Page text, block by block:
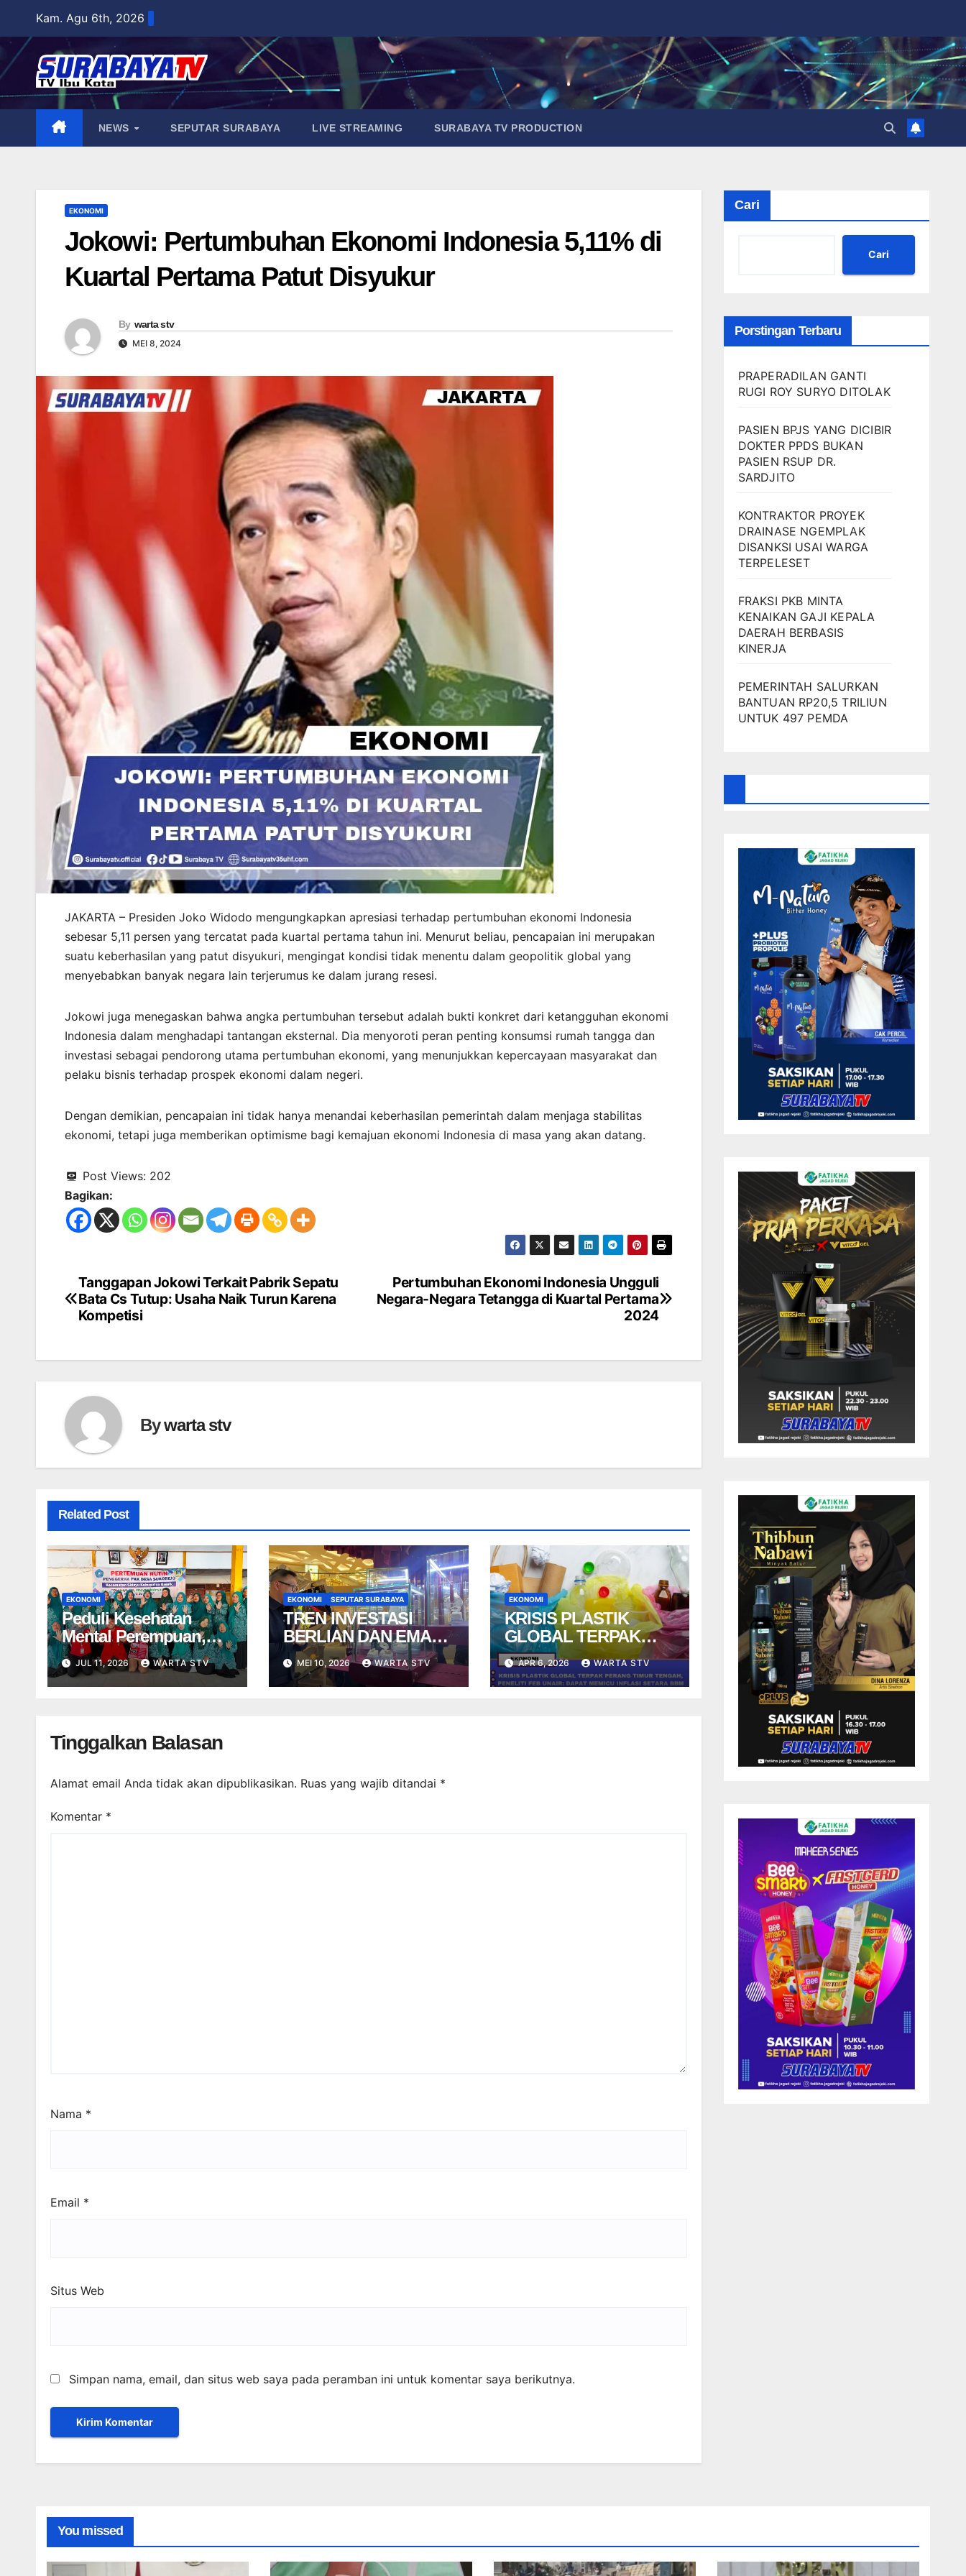
content
Kam. Agu 6th, 2026
NEWS SEPUTAR SURABAYA LIVE STREAMING SURABAYA TV PRODUCTION
EKONOMI
Jokowi: Pertumbuhan Ekonomi Indonesia 5,11% di
Kuartal Pertama Patut Disyukur
By warta stv
MEI 8, 2024
JAKARTA – Presiden Joko Widodo mengungkapkan apresiasi terhadap pertumbuhan ekonomi Indonesia
sebesar 5,11 persen yang tercatat pada kuartal pertama tahun ini. Menurut beliau, pencapaian ini merupakan
suatu keberhasilan yang patut disyukuri, mengingat kondisi tidak menentu dalam geopolitik global yang
menyebabkan banyak negara lain terjerumus ke dalam jurang resesi.
Jokowi juga menegaskan bahwa angka pertumbuhan tersebut adalah bukti konkret dari ketangguhan ekonomi
Indonesia dalam menghadapi tantangan eksternal. Dia menyoroti peran penting konsumsi rumah tangga dan
investasi sebagai pendorong utama pertumbuhan ekonomi, yang menunjukkan kepercayaan masyarakat dan
pelaku bisnis terhadap prospek ekonomi dalam negeri.
Dengan demikian, pencapaian ini tidak hanya menandai keberhasilan pemerintah dalam menjaga stabilitas
ekonomi, tetapi juga memberikan optimisme bagi kemajuan ekonomi Indonesia di masa yang akan datang.
Post Views: 202
Bagikan:
Navigasi
pos
Pertumbuhan Ekonomi Indonesia Ungguli
Negara-Negara Tetangga di Kuartal Pertama
2024
Tanggapan Jokowi Terkait Pabrik Sepatu
Bata Cs Tutup: Usaha Naik Turun Karena
Kompetisi
Bywarta stv
Related Post
EKONOMI
Peduli Kesehatan
Mental Perempuan,
Mahasiswa UNTAG
Surabaya Latih Ibu-Ibu
PKK Desa Sukorejo
JUL 11, 2026 WARTA STV
EKONOMI SEPUTAR SURABAYA
TREN INVESTASI
BERLIAN DAN EMAS
DI TENGAH
KETIDAKPASTIAN
EKONOMI GLOBAL
MEI 10, 2026 WARTA STV
EKONOMI
KRISIS PLASTIK
GLOBAL TERPAK
PERANG TIMUR
TENGAH, PENELITI
FEB UNAIR: DAPAT
APR 6, 2026 WARTA STV
Tinggalkan Balasan
Alamat email Anda tidak akan dipublikasikan. Ruas yang wajib ditandai *
Komentar *
Nama *
Email *
Situs Web
Simpan nama, email, dan situs web saya pada peramban ini untuk komentar saya berikutnya.
Cari
Cari
Porstingan Terbaru
PRAPERADILAN GANTI
RUGI ROY SURYO DITOLAK
PASIEN BPJS YANG DICIBIR
DOKTER PPDS BUKAN
PASIEN RSUP DR.
SARDJITO
KONTRAKTOR PROYEK
DRAINASE NGEMPLAK
DISANKSI USAI WARGA
TERPELESET
FRAKSI PKB MINTA
KENAIKAN GAJI KEPALA
DAERAH BERBASIS
KINERJA
PEMERINTAH SALURKAN
BANTUAN RP20,5 TRILIUN
UNTUK 497 PEMDA
You missed